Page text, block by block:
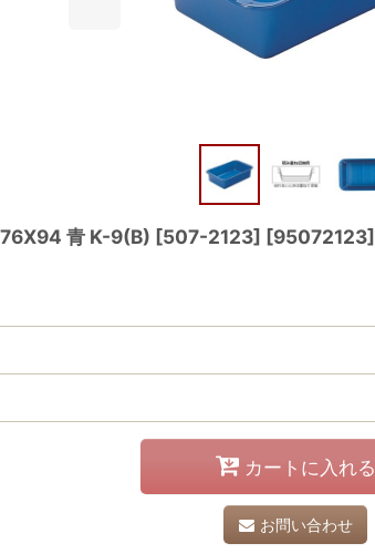
青 K-9(B) [507-2123] [95072123]
カートに入れる
お問い合わせ